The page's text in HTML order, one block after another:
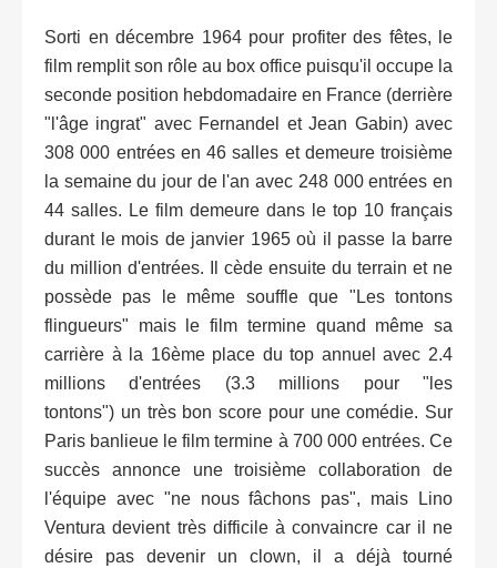
Sorti en décembre 1964 pour profiter des fêtes, le
film remplit son rôle au box office puisqu'il occupe la
seconde position hebdomadaire en France (derrière
"l'âge ingrat" avec Fernandel et Jean Gabin) avec
308 000 entrées en 46 salles et demeure troisième
la semaine du jour de l'an avec 248 000 entrées en
44 salles. Le film demeure dans le top 10 français
durant le mois de janvier 1965 où il passe la barre
du million d'entrées. Il cède ensuite du terrain et ne
possède pas le même souffle que "Les tontons
flingueurs" mais le film termine quand même sa
carrière à la 16ème place du top annuel avec 2.4
millions d'entrées (3.3 millions pour "les
tontons") un très bon score pour une comédie. Sur
Paris banlieue le film termine à 700 000 entrées. Ce
succès annonce une troisième collaboration de
l'équipe avec "ne nous fâchons pas", mais Lino
Ventura devient très difficile à convaincre car il ne
désire pas devenir un clown, il a déjà tourné